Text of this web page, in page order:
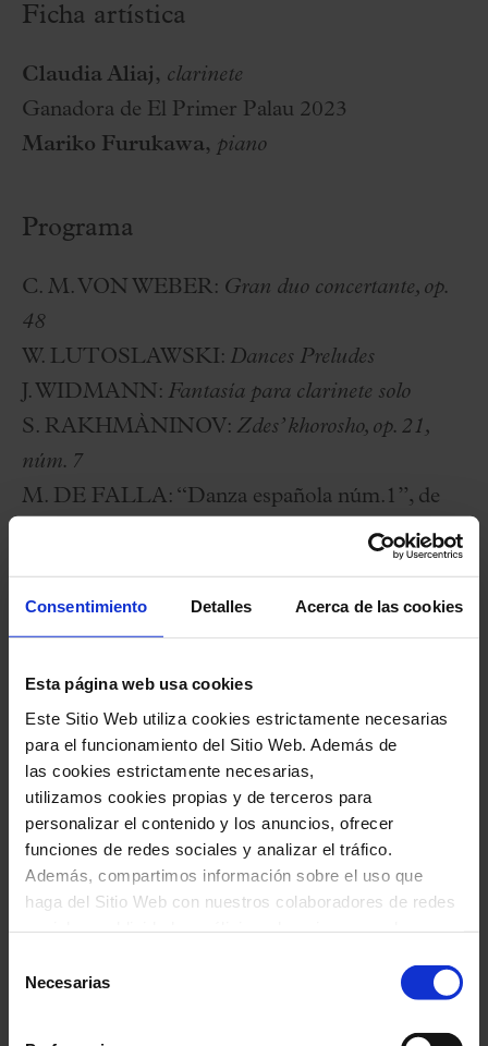
Consentimiento Detalles Acerca de las cookies
Esta página web usa cookies
Este Sitio Web utiliza cookies estrictamente necesarias
para el funcionamiento del Sitio Web. Además de
las cookies estrictamente necesarias,
utilizamos cookies propias y de terceros para
personalizar el contenido y los anuncios, ofrecer
funciones de redes sociales y analizar el tráfico.
Además, compartimos información sobre el uso que
haga del Sitio Web con nuestros colaboradores de redes
proporcionado o que hayan recopilado a través del uso
que haya hecho de sus servicios. En el cuadro inferior
puede “Permitir todas las cookies” o seleccionar el tipo
Necesarias
Ficha artística
Claudia Aliaj, clarinete
Ganadora de El Primer Palau 2023
Mariko Furukawa, piano
Programa
C. M. VON WEBER: Gran duo concertante, op.
48
W. LUTOSLAWSKI: Dances Preludes
J. WIDMANN: Fantasía para clarinete solo
S. RAKHMÀNINOV: Zdes’ khorosho, op. 21,
núm. 7
M. DE FALLA: “Danza española núm.1”, de
27 Noviembre 2024
Miércoles20:00 h
Ciclo:
El Primer Palau
Organiza: Fundació Orfeó Català-Palau de la
Música
Con la colaboración de:
Taquillas